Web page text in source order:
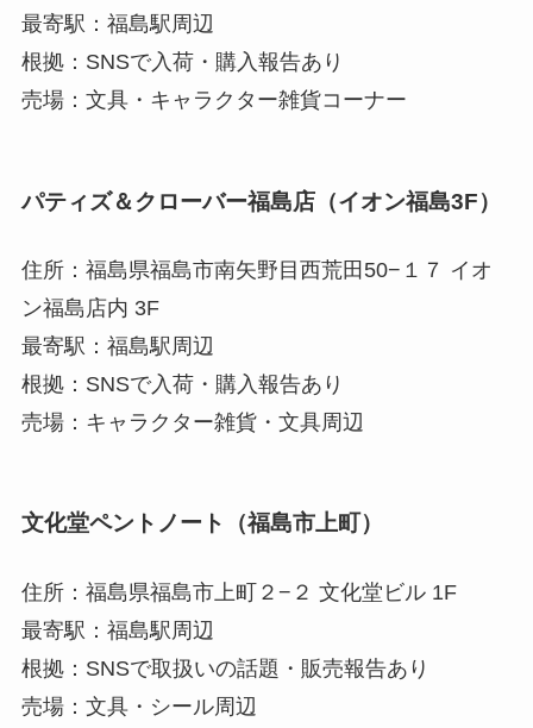
最寄駅：福島駅周辺
根拠：SNSで入荷・購入報告あり
売場：文具・キャラクター雑貨コーナー
パティズ＆クローバー福島店（イオン福島3F）
住所：福島県福島市南矢野目西荒田50−１７ イオ
ン福島店内 3F
最寄駅：福島駅周辺
根拠：SNSで入荷・購入報告あり
売場：キャラクター雑貨・文具周辺
文化堂ペントノート（福島市上町）
住所：福島県福島市上町２−２ 文化堂ビル 1F
最寄駅：福島駅周辺
根拠：SNSで取扱いの話題・販売報告あり
売場：文具・シール周辺